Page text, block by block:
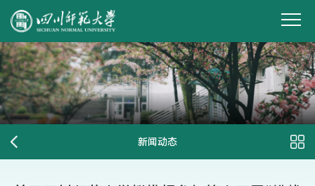
新闻动态